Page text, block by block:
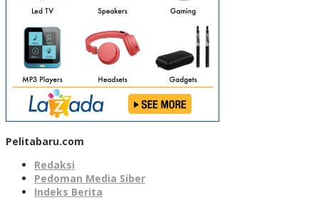
Pelitabaru.com
Redaksi
Pedoman Media Siber
Indeks Berita